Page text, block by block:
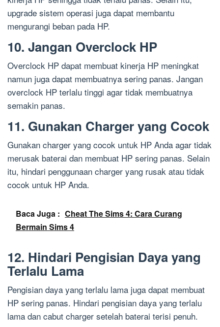
upgrade sistem operasi juga dapat membantu
mengurangi beban pada HP.
10. Jangan Overclock HP
Overclock HP dapat membuat kinerja HP meningkat
namun juga dapat membuatnya sering panas. Jangan
overclock HP terlalu tinggi agar tidak membuatnya
semakin panas.
11. Gunakan Charger yang Cocok
Gunakan charger yang cocok untuk HP Anda agar tidak
merusak baterai dan membuat HP sering panas. Selain
itu, hindari penggunaan charger yang rusak atau tidak
cocok untuk HP Anda.
Baca Juga : Cheat The Sims 4: Cara Curang
Bermain Sims 4
12. Hindari Pengisian Daya yang
Terlalu Lama
Pengisian daya yang terlalu lama juga dapat membuat
HP sering panas. Hindari pengisian daya yang terlalu
lama dan cabut charger setelah baterai terisi penuh.